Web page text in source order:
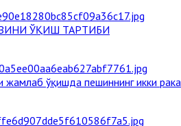
ЎҚИШ ТАРТИБИ
ўқишда пешиннинг икки